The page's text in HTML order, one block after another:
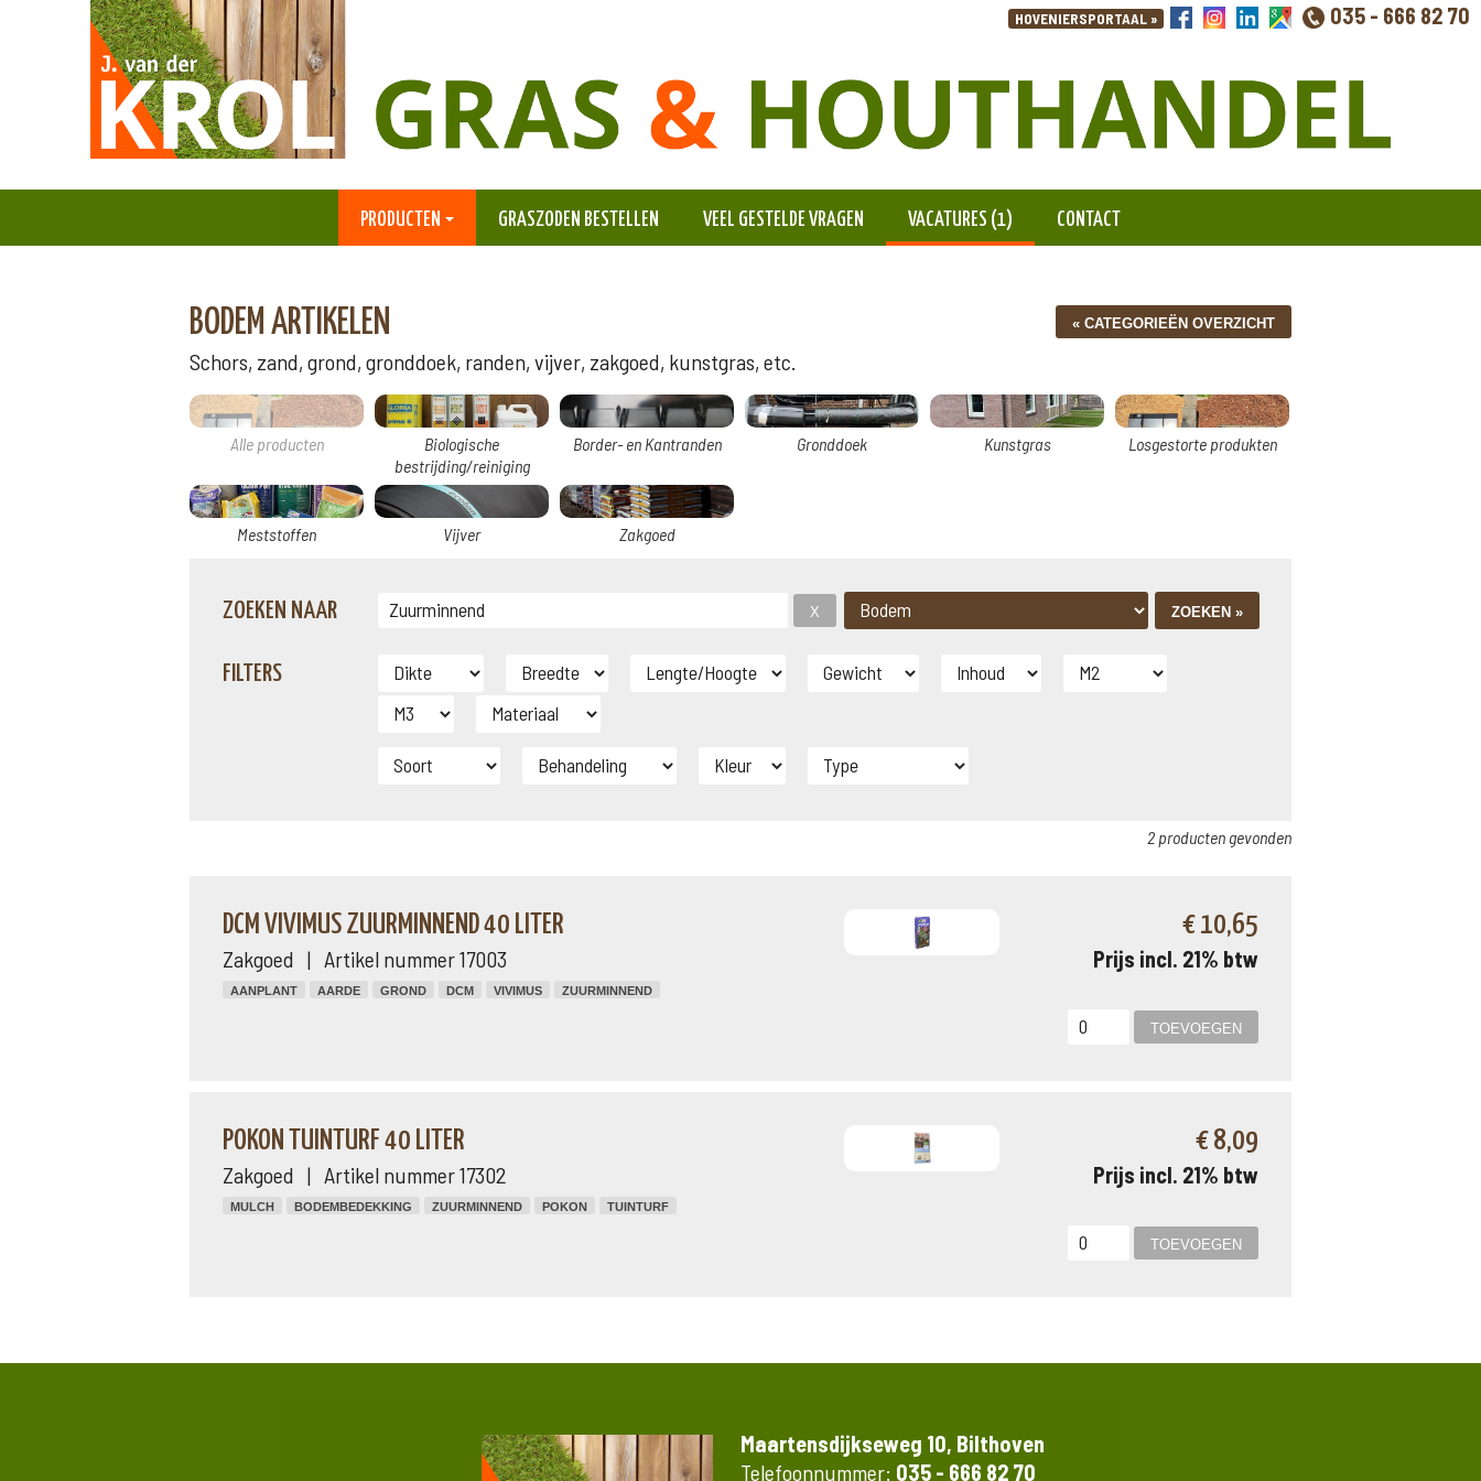
035 - 666 82 70
PRODUCTEN GRASZODEN BESTELLEN VEEL GESTELDE VRAGEN VACATURES (1) CONTACT
BODEM ARTIKELEN
Schors, zand, grond, gronddoek, randen, vijver, zakgoed, kunstgras, etc.
Alle producten
Biologische
bestrijding/reiniging
Border- en Kantranden Gronddoek Kunstgras Losgestorte produkten
Meststoffen Vijver Zakgoed
ZOEKEN NAAR
FILTERS
2 producten gevonden
DCM VIVIMUS ZUURMINNEND 40 LITER
Zakgoed | Artikel nummer 17003
AANPLANT AARDE GROND DCM VIVIMUS ZUURMINNEND
€ 10,65
Prijs incl. 21% btw
POKON TUINTURF 40 LITER
Zakgoed | Artikel nummer 17302
MULCH BODEMBEDEKKING ZUURMINNEND POKON TUINTURF
€ 8,09
Prijs incl. 21% btw
Maartensdijkseweg 10, Bilthoven
Telefoonnummer: 035 - 666 82 70